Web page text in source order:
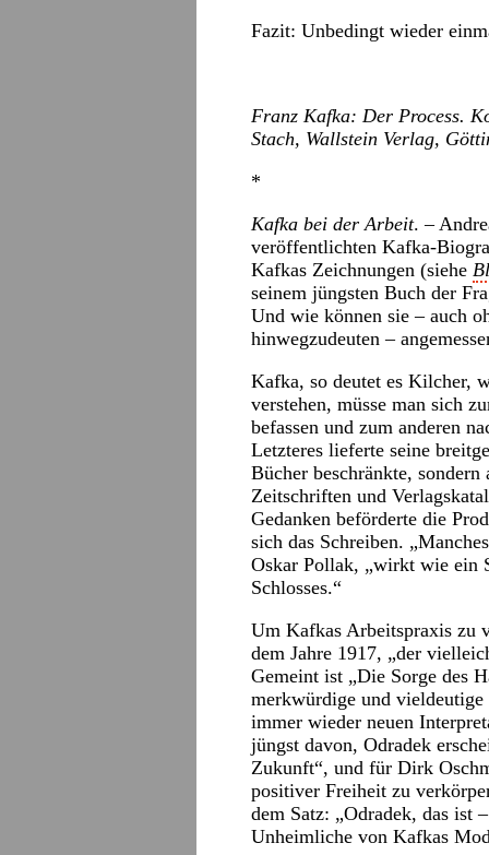
Fazit: Unbedingt wieder
Franz Kafka: Der Process.
Stach, Wallstein Verlag,
*
Kafka bei der Arbeit. –
veröffentlichten Kafka-
Kafkas Zeichnungen (siehe
seinem jüngsten Buch der
Und wie können sie – auch
hinwegzudeuten –
Kafka, so deutet es Kilcher,
verstehen, müsse man sich
befassen und zum anderen
Letzteres lieferte seine
Bücher beschränkte,
Zeitschriften und
Gedanken beförderte die
sich das Schreiben.
Oskar Pollak, „wirkt wie ein
Schlosses.“
Um Kafkas Arbeitspraxis zu
dem Jahre 1917, „der
Gemeint ist „Die Sorge des
merkwürdige und vieldeutige
immer wieder neuen
jüngst davon, Odradek
Zukunft“, und für Dirk
positiver Freiheit zu
dem Satz: „Odradek, das ist
Unheimliche von Kafkas